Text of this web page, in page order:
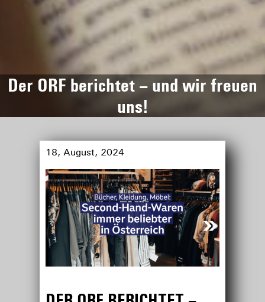
Der ORF berichtet – und wir freuen
uns!
18, August, 2024